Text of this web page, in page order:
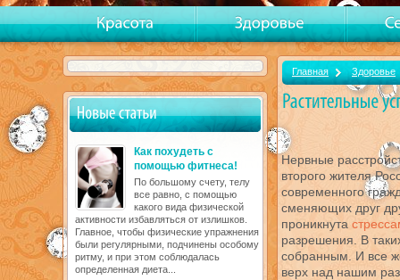
Как похудеть с
помощью фитнеса!
По большому счету, телу
все равно, с помощью
какого вида физической
активности избавляться от излишков.
Главное, чтобы физические упражнения
были регулярными, подчинены особому
ритму, и при этом соблюдалась
определенная диета...
Главная Здоровье
Нервные
второго жителя
современного
сменяющих друг
проникнута
разрешения. В
собранным. И все
верх над нашим